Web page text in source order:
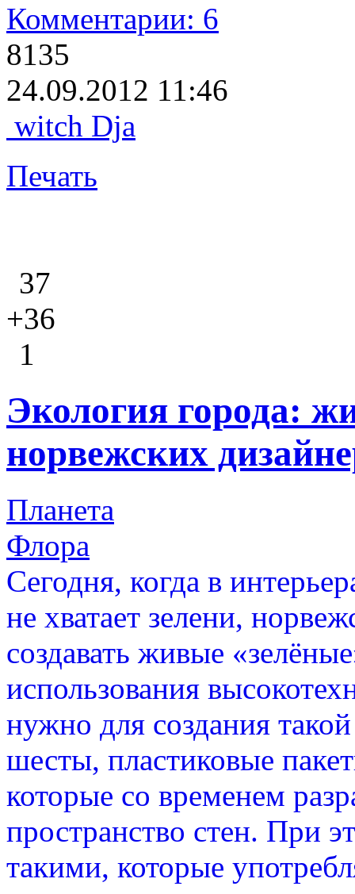
Комментарии: 6
8135
24.09.2012 11:46
witch Dja
Печать
37
+36
1
Экология города:
норвежских
Планета
Флора
Сегодня, когда в
не хватает зелени,
создавать живые
использования
нужно для создания
шесты, пластиковые
которые со временем
пространство стен. При
такими, которые